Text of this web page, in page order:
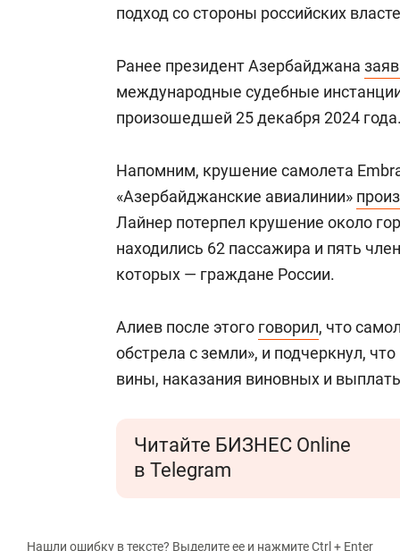
подход со стороны российских
Ранее президент Азербайджана
международные судебные
произошедшей 25 декабря 2024
Напомним, крушение самолета
«Азербайджанские авиалинии»
Лайнер потерпел крушение около
находились 62 пассажира и пять
которых — граждане России.
Алиев после этого говорил, что
обстрела с земли», и подчеркнул,
вины, наказания виновных и
Читайте БИЗНЕС Online
в Telegram
Нашли ошибку в тексте? Выделите ее и нажмите Ctrl + Enter